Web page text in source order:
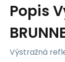
Popis
Výstražná